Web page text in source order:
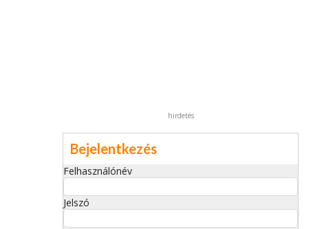
hirdetés
Bejelentkezés
Felhasználónév
Jelszó